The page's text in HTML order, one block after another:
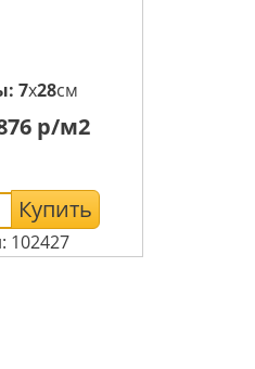
7x28см
р/м2
Купить
102427